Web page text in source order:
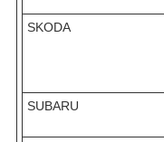
SKODA
SUBARU